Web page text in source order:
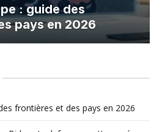
: guide des
pays en 2026
frontières et des pays en 2026